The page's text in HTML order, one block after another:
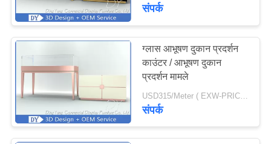
संपर्क
ग्लास आभूषण दुकान प्रदर्शन
काउंटर / आभूषण दुकान
प्रदर्शन मामले
संपर्क